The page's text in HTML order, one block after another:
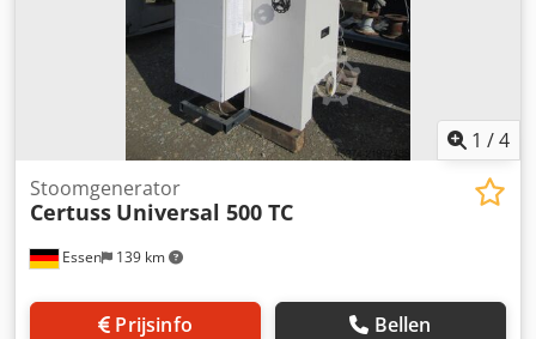
1 /4
Essen 139 km
Stoomgenerator
Certuss Universal 500 TC
Prijsinfo Bellen